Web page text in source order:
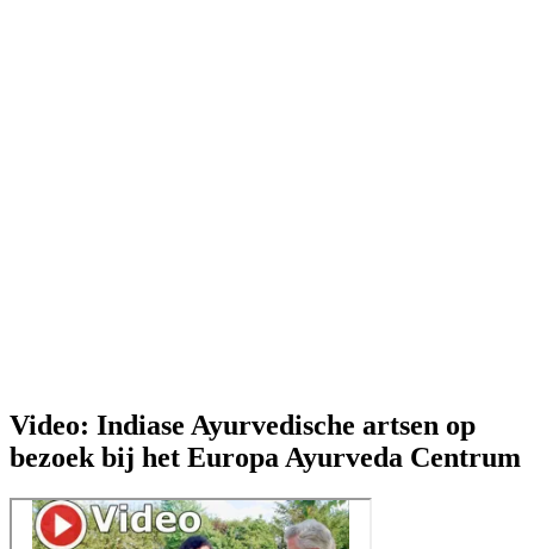
Video: Indiase Ayurvedische artsen op
bezoek bij het Europa Ayurveda Centrum